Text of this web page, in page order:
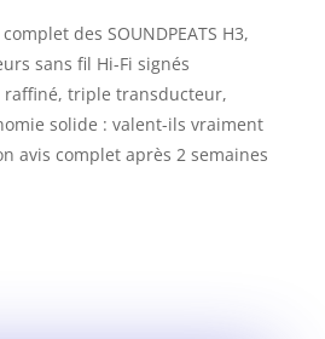
des SOUNDPEATS H3,
sans fil Hi-Fi signés
raffiné, triple transducteur,
solide : valent-ils vraiment
avis complet après 2 semaines